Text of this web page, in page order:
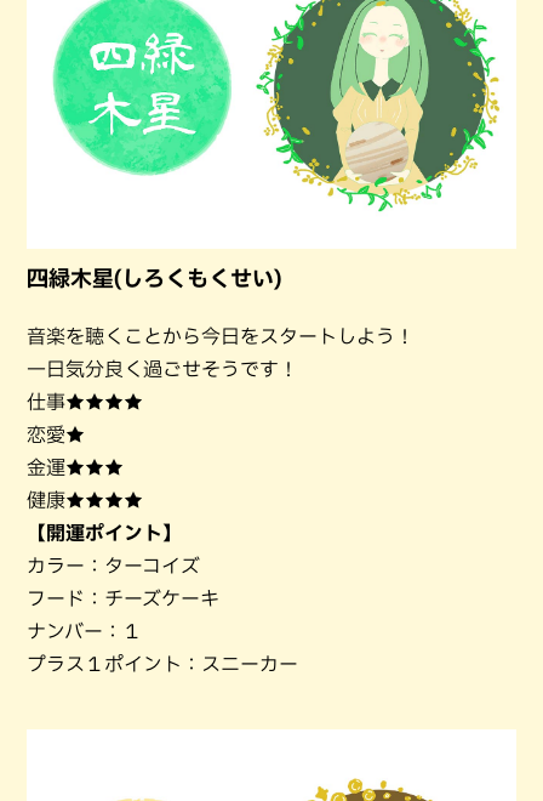
四緑木星(しろくもくせい)
音楽を聴くことから今日をスタートしよう！
一日気分良く過ごせそうです！
仕事★★★★
恋愛★
金運★★★
健康★★★★
【開運ポイント】
カラー：ターコイズ
フード：チーズケーキ
ナンバー：１
プラス１ポイント：スニーカー